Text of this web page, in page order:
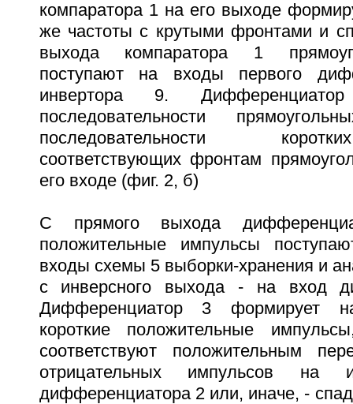
компаратора 1 на его выходе
же частоты с крутыми фронтами и
выхода компаратора 1
поступают на входы первого
инвертора 9.
последовательности
последовательности
соответствующих фронтам
его входе (фиг. 2, б)
С прямого выхода
положительные импульсы
входы схемы 5 выборки-хранения и
с инверсного выхода - на вход
Дифференциатор 3 формирует
короткие положительные
соответствуют положительным
отрицательных импульсов на
дифференциатора 2 или, иначе, -